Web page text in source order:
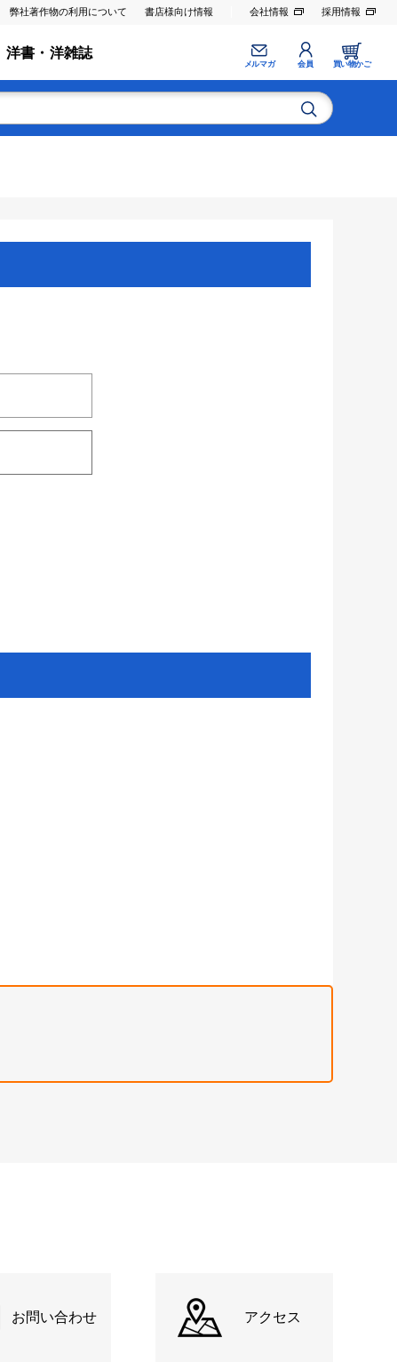
弊社著作物の利用について 書店様向け情報 会社情報 採用情報
洋書・洋雑誌
メルマガ 会員 買い物かご
お問い合わせ アクセス